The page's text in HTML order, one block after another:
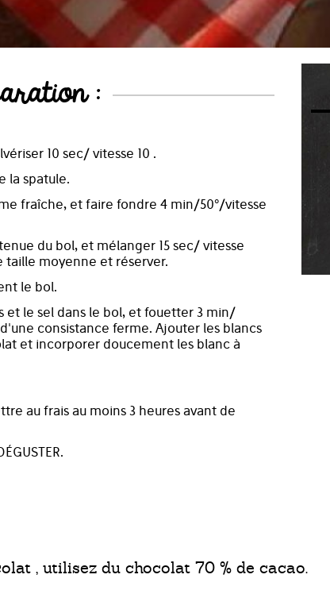
:
10 sec/ vitesse 10 .
la spatule.
fraîche, et faire fondre 4 min/50°/vitesse
du bol, et mélanger 15 sec/ vitesse
taille moyenne et réserver.
le bol.
et le sel dans le bol, et fouetter 3 min/
consistance ferme. Ajouter les blancs
et incorporer doucement les blanc à
au frais au moins 3 heures avant de
, utilisez du chocolat 70 % de cacao.